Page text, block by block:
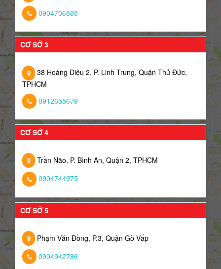
0904706588
CƠ SỞ 3
38 Hoàng Diệu 2, P. Linh Trung, Quận Thủ Đức,
TPHCM
0912655679
CƠ SỞ 4
Trần Não, P. Bình An, Quận 2, TPHCM
0904744975
CƠ SỞ 5
Phạm Văn Đồng, P.3, Quận Gò Vấp
0904942786